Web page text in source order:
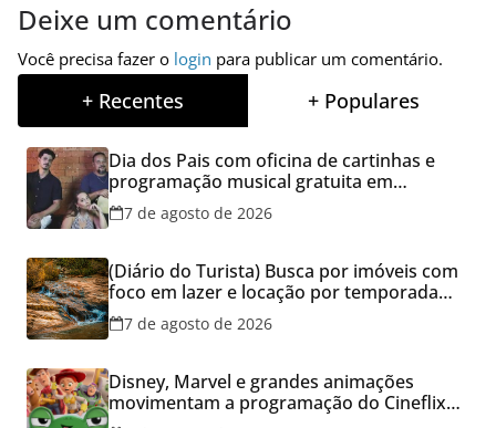
Deixe um comentário
Você precisa fazer o login para publicar um comentário.
+ Recentes + Populares
Dia dos Pais com oficina de cartinhas e
programação musical gratuita em
Aparecida de Goiânia
7 de agosto de 2026
(Diário do Turista) Busca por imóveis com
foco em lazer e locação por temporada
cresce no Brasil
7 de agosto de 2026
Disney, Marvel e grandes animações
movimentam a programação do Cineflix